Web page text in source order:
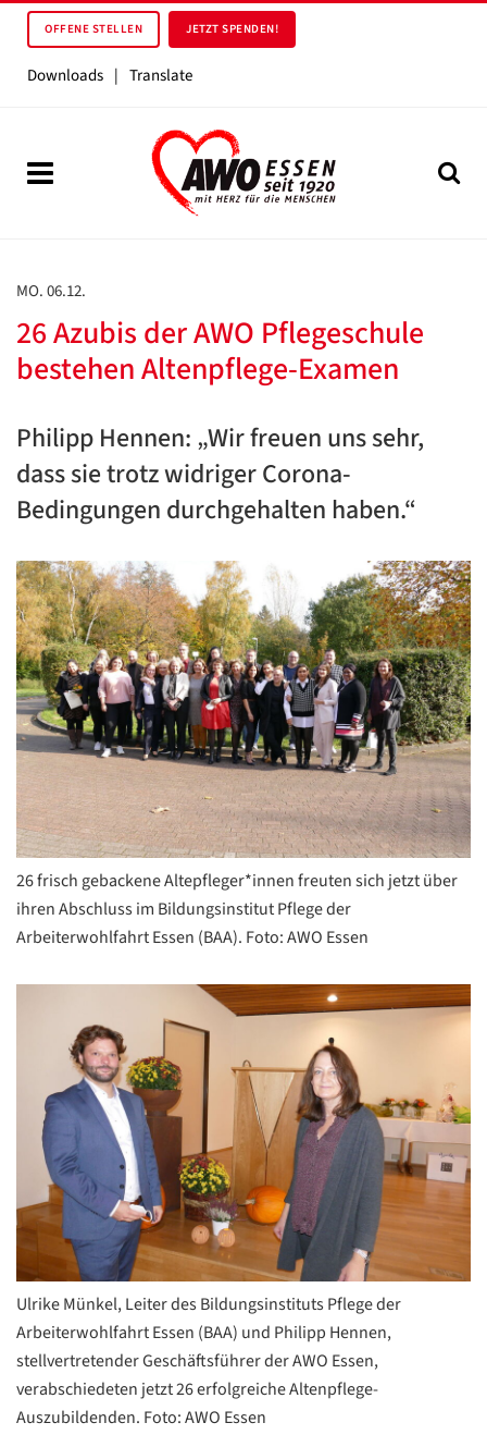
OFFENE STELLEN JETZT SPENDEN!
Downloads | Translate
MO. 06.12.
26 Azubis der AWO Pflegeschule
bestehen Altenpflege-Examen
Philipp Hennen: „Wir freuen uns sehr,
dass sie trotz widriger Corona-
Bedingungen durchgehalten haben.“
26 frisch gebackene Altepfleger*innen freuten sich jetzt über
ihren Abschluss im Bildungsinstitut Pflege der
Arbeiterwohlfahrt Essen (BAA). Foto: AWO Essen
Ulrike Münkel, Leiter des Bildungsinstituts Pflege der
Arbeiterwohlfahrt Essen (BAA) und Philipp Hennen,
stellvertretender Geschäftsführer der AWO Essen,
verabschiedeten jetzt 26 erfolgreiche Altenpflege-
Auszubildenden. Foto: AWO Essen